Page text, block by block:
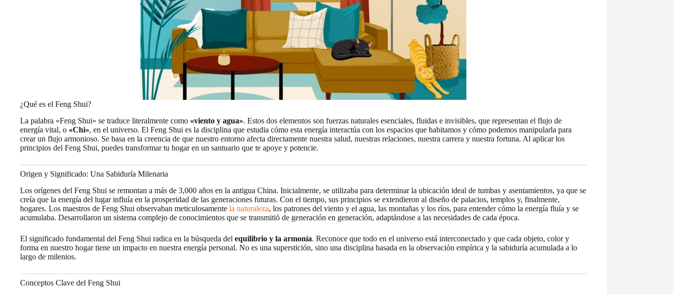
¿Qué es el Feng Shui?
La palabra «Feng Shui» se traduce literalmente como «viento y agua». Estos dos elementos son fuerzas naturales esenciales, fluidas e invisibles, que representan el flujo de
energía vital, o «Chi», en el universo. El Feng Shui es la disciplina que estudia cómo esta energía interactúa con los espacios que habitamos y cómo podemos manipularla para
crear un flujo armonioso. Se basa en la creencia de que nuestro entorno afecta directamente nuestra salud, nuestras relaciones, nuestra carrera y nuestra fortuna. Al aplicar los
principios del Feng Shui, puedes transformar tu hogar en un santuario que te apoye y potencie.
Origen y Significado: Una Sabiduría Milenaria
Los orígenes del Feng Shui se remontan a más de 3,000 años en la antigua China. Inicialmente, se utilizaba para determinar la ubicación ideal de tumbas y asentamientos, ya que se
creía que la energía del lugar influía en la prosperidad de las generaciones futuras. Con el tiempo, sus principios se extendieron al diseño de palacios, templos y, finalmente,
hogares. Los maestros de Feng Shui observaban meticulosamente la naturaleza, los patrones del viento y el agua, las montañas y los ríos, para entender cómo la energía fluía y se
acumulaba. Desarrollaron un sistema complejo de conocimientos que se transmitió de generación en generación, adaptándose a las necesidades de cada época.
El significado fundamental del Feng Shui radica en la búsqueda del equilibrio y la armonía. Reconoce que todo en el universo está interconectado y que cada objeto, color y
forma en nuestro hogar tiene un impacto en nuestra energía personal. No es una superstición, sino una disciplina basada en la observación empírica y la sabiduría acumulada a lo
largo de milenios.
Conceptos Clave del Feng Shui